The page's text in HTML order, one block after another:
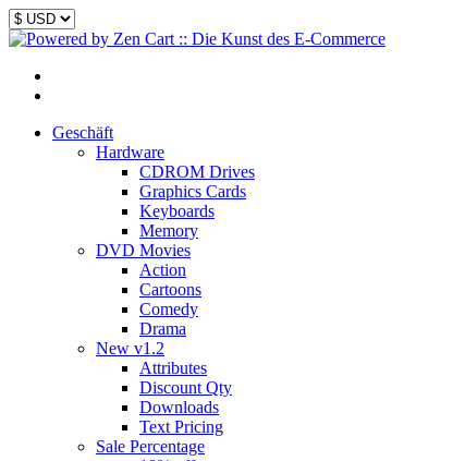
Geschäft
Hardware
CDROM Drives
Graphics Cards
Keyboards
Memory
DVD Movies
Action
Cartoons
Comedy
Drama
New v1.2
Attributes
Discount Qty
Downloads
Text Pricing
Sale Percentage